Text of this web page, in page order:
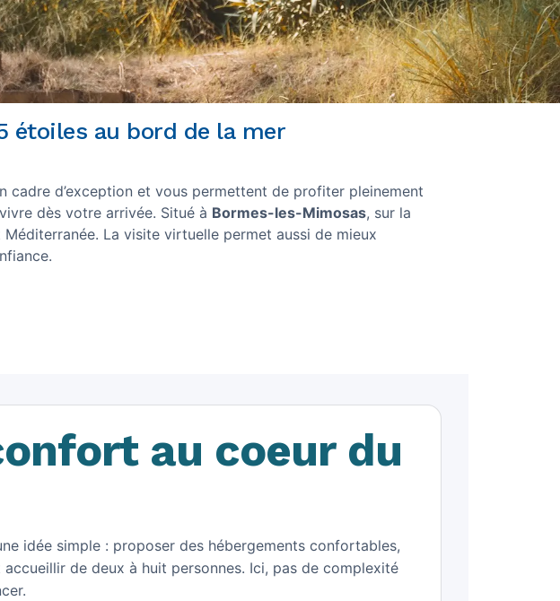
étoiles au bord de la mer
cadre d’exception et vous permettent de profiter pleinement
dès votre arrivée. Situé à Bormes-les-Mimosas, sur la
La visite virtuelle permet aussi de mieux
au coeur du
idée simple : proposer des hébergements confortables,
de deux à huit personnes. Ici, pas de complexité